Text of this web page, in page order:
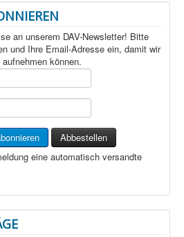
an unserem DAV-Newsletter! Bitte
und Ihre Email-Adresse ein, damit wir
können.
eine automatisch versandte